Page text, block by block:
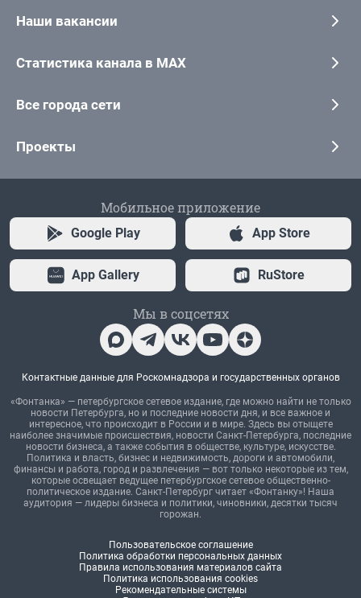
Наши вакансии
Статистика канала в MAX
Все города сети
Проекты
Мобильное приложение
Google Play App Store
App Gallery RuStore
Мы в соцсетях
Контактные данные для Роскомнадзора и государственных органов
«Фонтанка» — петербургское сетевое издание, где можно найти не только
новости Петербурга, но и последние новости дня, и все важное и
интересное, что происходит в России и в мире. Здесь вы отыщете
наиболее значимые происшествия, новости Санкт-Петербурга, последние
новости бизнеса, а также события в обществе, культуре, искусстве.
Политика и власть, бизнес и недвижимость, дороги и автомобили,
финансы и работа, город и развлечения — вот только некоторые из тем,
которые освещает ведущее петербургское сетевое общественно-
политическое издание. Санкт-Петербург читает «Фонтанку»! Наша
аудитория — лидеры бизнеса и политики, чиновники, десятки тысяч
горожан.
Пользовательское соглашение
Политика обработки персональных данных
Правила использования материалов сайта
Политика использования cookies
Рекомендательные системы